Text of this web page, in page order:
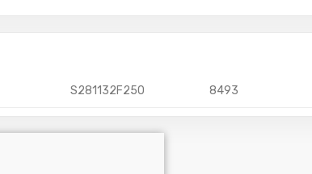
S281132F250 8493